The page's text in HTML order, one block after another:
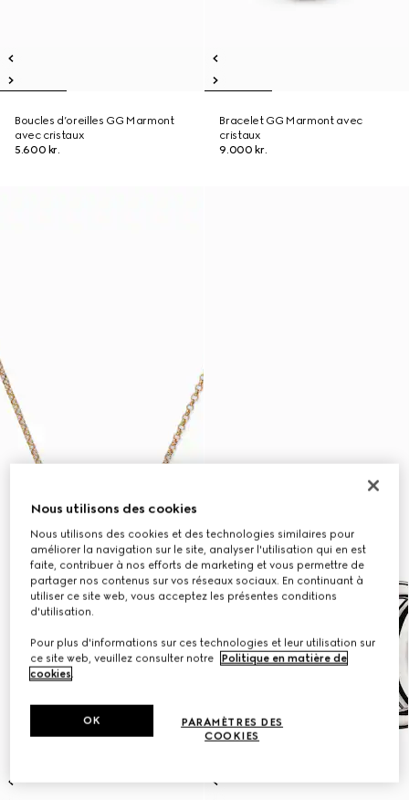
Boucles d’oreilles GG Marmont
avec cristaux
5.600 kr.
Bracelet GG Marmont avec
cristaux
9.000 kr.
Nous utilisons des cookies
Nous utilisons des cookies et des technologies similaires pour
améliorer la navigation sur le site, analyser l'utilisation qui en est
faite, contribuer à nos efforts de marketing et vous permettre de
partager nos contenus sur vos réseaux sociaux. En continuant à
utiliser ce site web, vous acceptez les présentes conditions
d'utilisation.
Pour plus d'informations sur ces technologies et leur utilisation sur
ce site web, veuillez consulter notre
Politique en matière de
cookies.
PARAMÈTRES DES
COOKIES
OK